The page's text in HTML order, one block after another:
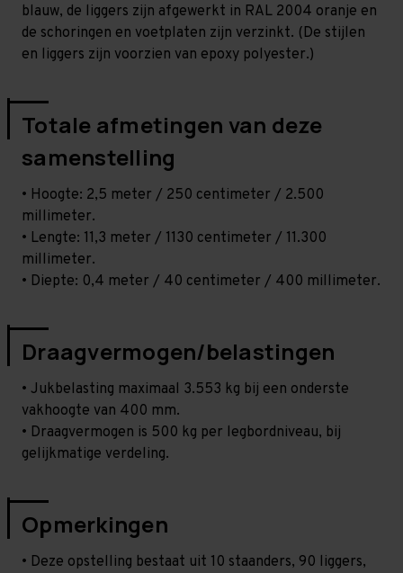
blauw, de liggers zijn afgewerkt in RAL 2004 oranje en
de schoringen en voetplaten zijn verzinkt. (De stijlen
en liggers zijn voorzien van epoxy polyester.)
Totale afmetingen van deze
samenstelling
• Hoogte: 2,5 meter / 250 centimeter / 2.500
millimeter.
• Lengte: 11,3 meter / 1130 centimeter / 11.300
millimeter.
• Diepte: 0,4 meter / 40 centimeter / 400 millimeter.
Draagvermogen/belastingen
• Jukbelasting maximaal 3.553 kg bij een onderste
vakhoogte van 400 mm.
• Draagvermogen is 500 kg per legbordniveau, bij
gelijkmatige verdeling.
Opmerkingen
• Deze opstelling bestaat uit 10 staanders, 90 liggers,